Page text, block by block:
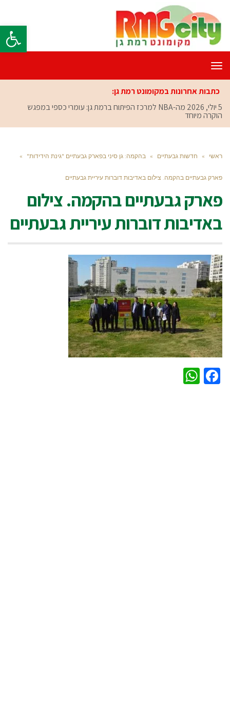
פתח
תפריט
כתבות אחרונות במקומונט רמת גן:
5 יולי, 2026
מה-NBA למרכז הפיתוח ברמת גן: עומרי כספי במפגש
הוקרה מיוחד
ראשי » חדשות גבעתיים » בהקמה: גן סיני בפארק גבעתיים "גינת הידידות" »
פארק גבעתיים בהקמה. צילום באדיבות דוברות עיריית גבעתיים
פארק גבעתיים בהקמה. צילום
באדיבות דוברות עיריית גבעתיים
Facebook